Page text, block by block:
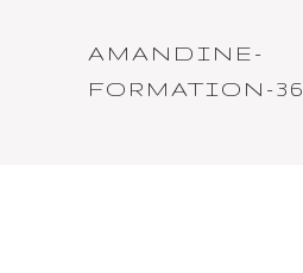
AMANDINE-
FORMATION-36